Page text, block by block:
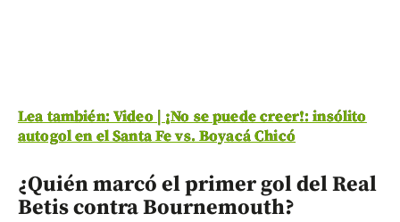
Lea también: Video | ¡No se puede creer!: insólito
autogol en el Santa Fe vs. Boyacá Chicó
¿Quién marcó el primer gol del Real
Betis contra Bournemouth?